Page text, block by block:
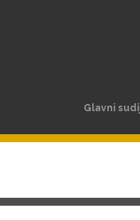
Glavni